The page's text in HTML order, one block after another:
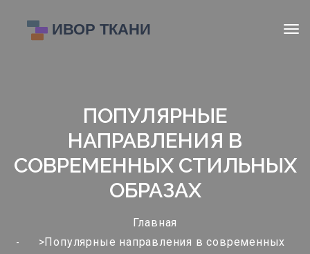
ПОПУЛЯРНЫЕ
НАПРАВЛЕНИЯ В
СОВРЕМЕННЫХ СТИЛЬНЫХ
ОБРАЗАХ
Главная
>Популярные направления в современных